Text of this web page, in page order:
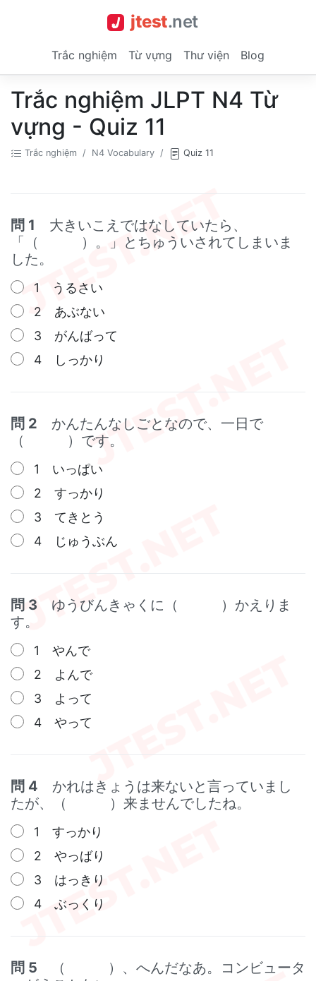
jtest.net
Trắc nghiệm Từ vựng Thư viện Blog
Trắc nghiệm JLPT N4 Từ
vựng - Quiz 11
Trắc nghiệm N4 Vocabulary Quiz 11
問 1 大きいこえではなしていたら、
「（ ）。」とちゅういされてしまいま
した。
1 うるさい
2 あぶない
3 がんばって
4 しっかり
問 2 かんたんなしごとなので、一日で
（ ）です。
1 いっぱい
2 すっかり
3 てきとう
4 じゅうぶん
問 3 ゆうびんきゃくに（ ）かえりま
す。
1 やんで
2 よんで
3 よって
4 やって
問 4 かれはきょうは来ないと言っていまし
たが、（ ）来ませんでしたね。
1 すっかり
2 やっばり
3 はっきり
4 ぶっくり
問 5 （ ）、へんだなあ。コンビュータ